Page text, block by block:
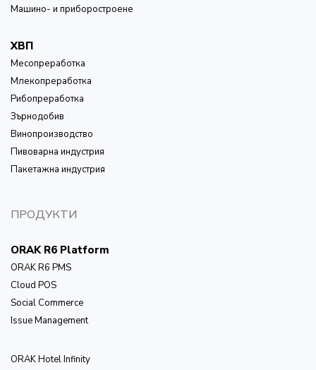
Машино- и приборостроене
ХВП
Месопреработка
Млекопреработка
Рибопреработка
Зърнодобив
Винопроизводство
Пивоварна индустрия
Пакетажна индустрия
ПРОДУКТИ
ORAK R6 Platform
ORAK R6 PMS
Cloud POS
Social Commerce
Issue Management
ОRAK Hotel Infinity